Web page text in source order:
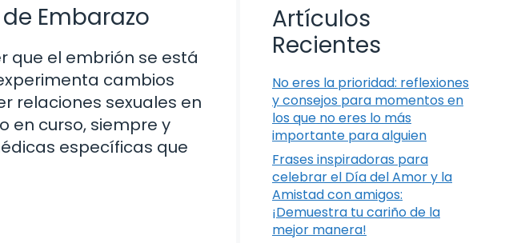
Embarazo
que el embrión se está
cambios
relaciones sexuales en
en curso, siempre y
específicas que
Artículos
Recientes
No eres la prioridad: reflexiones
y consejos para momentos en
los que no eres lo más
importante para alguien
Frases inspiradoras para
celebrar el Día del Amor y la
Amistad con amigos:
¡Demuestra tu cariño de la
mejor manera!